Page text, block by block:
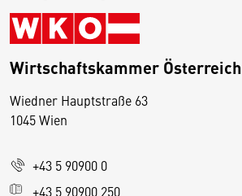
Wirtschaftskammer Österreich
Wiedner Hauptstraße 63
1045 Wien
+43 5 90900 0
+43 5 90900 250
D
s
e